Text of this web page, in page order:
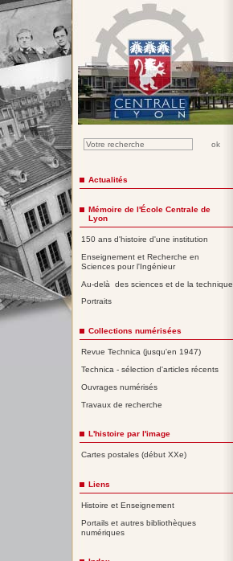
Actualités
Mémoire de l'École Centrale de
Lyon
150 ans d'histoire d'une institution
Enseignement et Recherche en
Sciences pour l'Ingénieur
Au-delà des sciences et de la technique
Portraits
Collections numérisées
Revue Technica (jusqu'en 1947)
Technica - sélection d'articles récents
Ouvrages numérisés
Travaux de recherche
L'histoire par l'image
Cartes postales (début XXe)
Liens
Histoire et Enseignement
Portails et autres bibliothèques
numériques